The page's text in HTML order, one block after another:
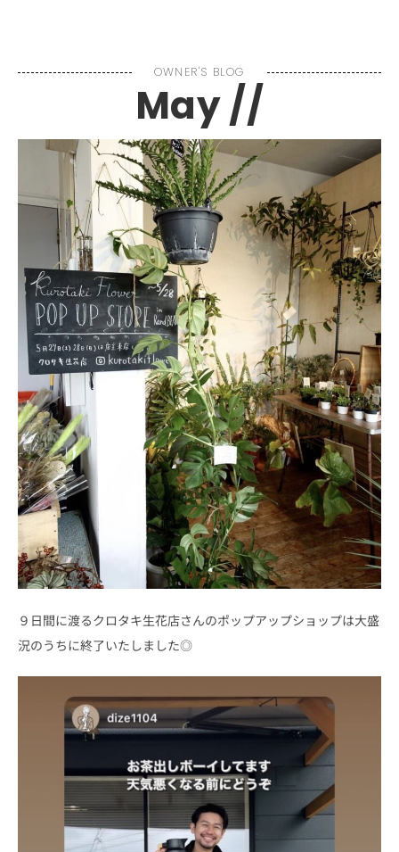
OWNER'S BLOG
May //
９日間に渡るクロタキ生花店さんのポップアップショップは大盛
況のうちに終了いたしました◎